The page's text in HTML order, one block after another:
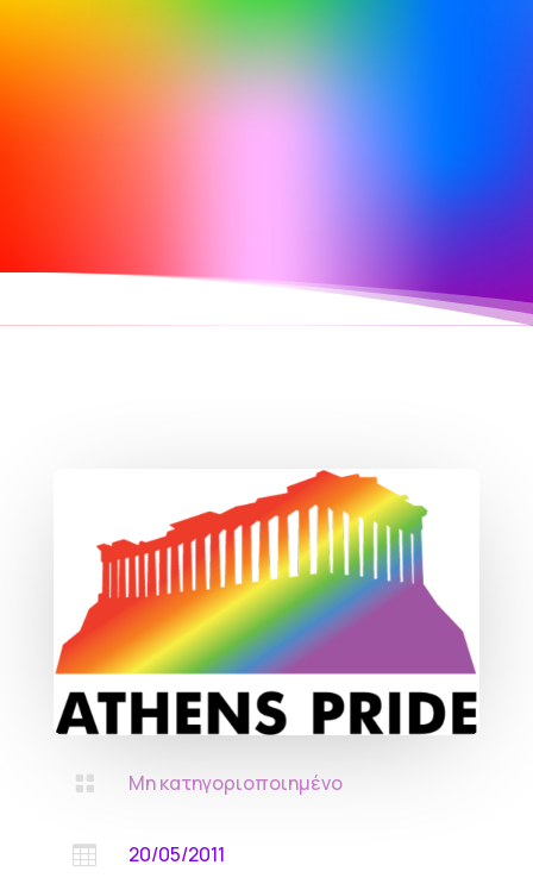
 Μη κατηγοριοποιημένο
 20/05/2011